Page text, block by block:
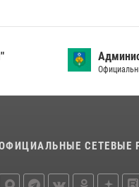
СЕТЕВЫЕ